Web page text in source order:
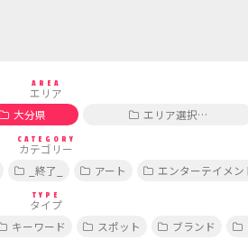
AREA
エリア
大分県 エリア選択…
CATEGORY
カテゴリー
_終了_ アート エンターテイメン
TYPE
タイプ
キーワード スポット ブランド